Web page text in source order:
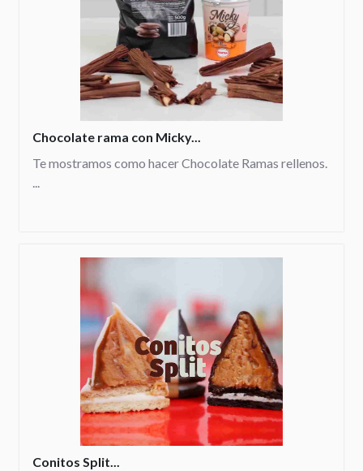
Chocolate rama con Micky...
Te mostramos como hacer Chocolate Ramas rellenos.
...
Conitos Split...